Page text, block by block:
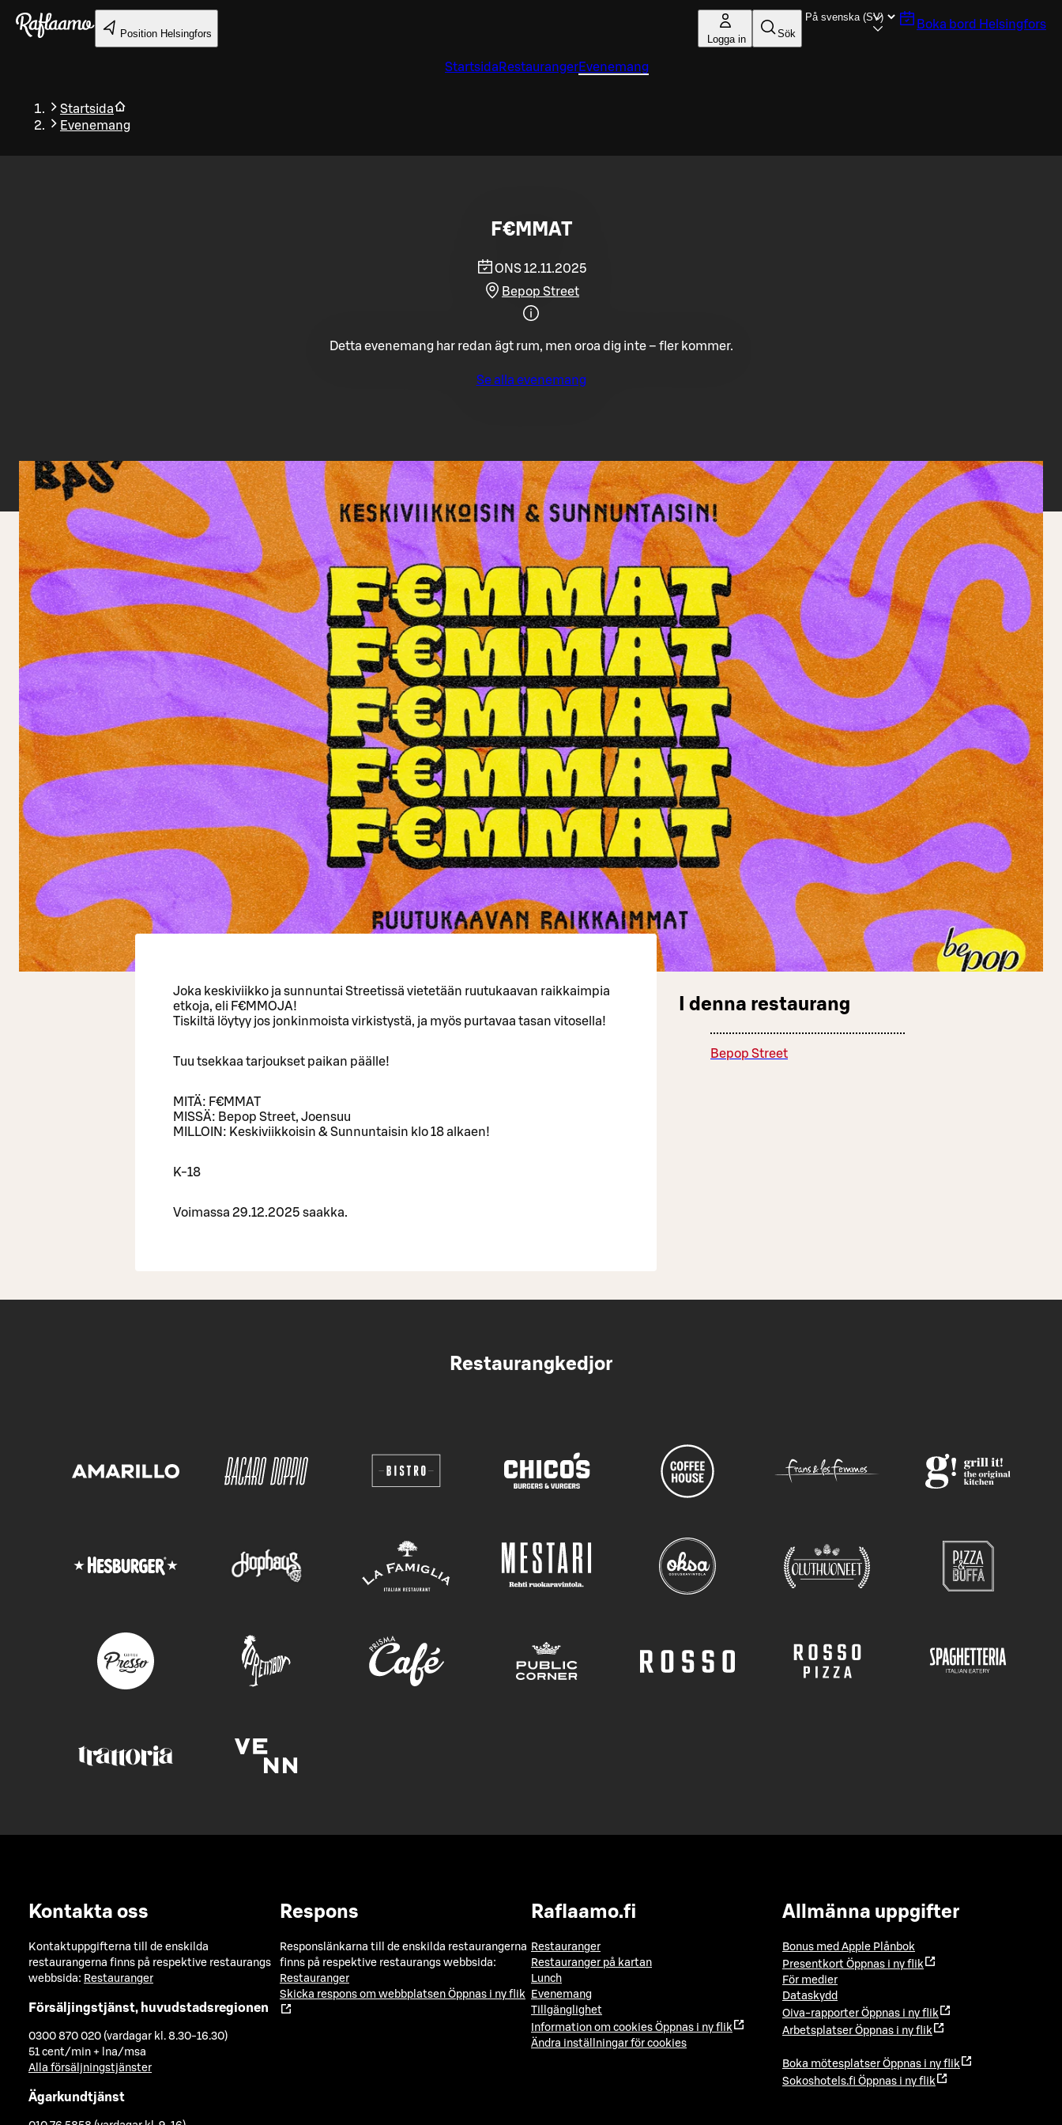
Gå till huvudinnehållet
Position Helsingfors Logga in Sök
Boka bord Helsingfors
Startsida RestaurangerEvenemang
Startsida
Evenemang
Tillbaka
F€MMAT
ONS 12.11.2025
Bepop Street
Detta evenemang har redan ägt rum, men oroa dig inte – fler kommer.
Se alla evenemang
Joka keskiviikko ja sunnuntai Streetissä vietetään ruutukaavan raikkaimpia
etkoja, eli F€MMOJA!
Tiskiltä löytyy jos jonkinmoista virkistystä, ja myös purtavaa tasan vitosella!
Tuu tsekkaa tarjoukset paikan päälle!
MITÄ: F€MMAT
MISSÄ: Bepop Street, Joensuu
MILLOIN: Keskiviikkoisin & Sunnuntaisin klo 18 alkaen!
K-18
Voimassa 29.12.2025 saakka.
I denna restaurang
Bepop Street
Restaurangkedjor
Kontakta oss
Kontaktuppgifterna till de enskilda
restaurangerna finns på respektive restaurangs
webbsida: Restauranger
Försäljingstjänst, huvudstadsregionen
0300 870 020 (vardagar kl. 8.30-16.30)
51 cent/min + lna/msa
Alla försäljningstjänster
Ägarkundtjänst
Respons
Responslänkarna till de enskilda restaurangerna
finns på respektive restaurangs webbsida:
Restauranger
Skicka respons om webbplatsen Öppnas i ny flik
Raflaamo.fi
Restauranger
Restauranger på kartan
Lunch
Evenemang
Tillgänglighet
Information om cookies Öppnas i ny flik
Ändra inställningar för cookies
Allmänna uppgifter
Bonus med Apple Plånbok
Presentkort Öppnas i ny flik
För medier
Dataskydd
Oiva-rapporter Öppnas i ny flik
Arbetsplatser Öppnas i ny flik
Boka mötesplatser Öppnas i ny flik
Sokoshotels.fi Öppnas i ny flik